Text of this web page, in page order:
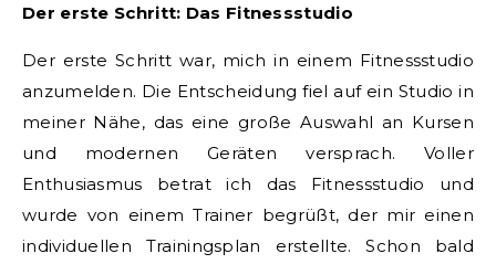
Der erste Schritt: Das Fitnessstudio
Der erste Schritt war, mich in einem Fitnessstudio
anzumelden. Die Entscheidung fiel auf ein Studio in
meiner Nähe, das eine große Auswahl an Kursen
und modernen Geräten versprach. Voller
Enthusiasmus betrat ich das Fitnessstudio und
wurde von einem Trainer begrüßt, der mir einen
individuellen Trainingsplan erstellte. Schon bald